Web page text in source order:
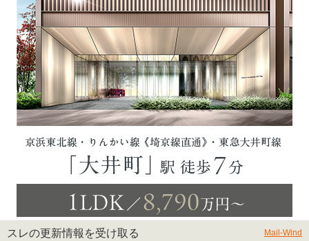
スレの更新情報を受け取る Mail-Wind